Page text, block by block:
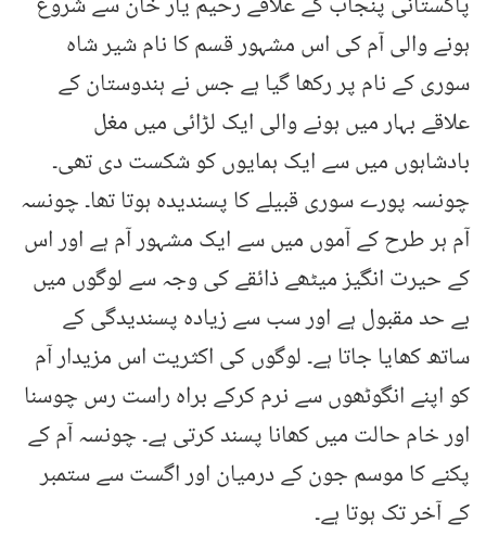
ہونے والی آم کی اس مشہور قسم کا نام شیر شاہ
سوری کے نام پر رکھا گیا ہے جس نے ہندوستان کے
علاقے بہار میں ہونے والی ایک لڑائی میں مغل
بادشاہوں میں سے ایک ہمایوں کو شکست دی تھی۔
چونسہ پورے سوری قبیلے کا پسندیدہ ہوتا تھا۔ چونسہ
آم ہر طرح کے آموں میں سے ایک مشہور آم ہے اور اس
کے حیرت انگیز میٹھے ذائقے کی وجہ سے لوگوں میں
بے حد مقبول ہے اور سب سے زیادہ پسندیدگی کے
ساتھ کھایا جاتا ہے۔ لوگوں کی اکثریت اس مزیدار آم
کو اپنے انگوٹھوں سے نرم کرکے براہ راست رس چوسنا
اور خام حالت میں کھانا پسند کرتی ہے۔ چونسہ آم کے
پکنے کا موسم جون کے درمیان اور اگست سے ستمبر
کے آخر تک ہوتا ہے۔